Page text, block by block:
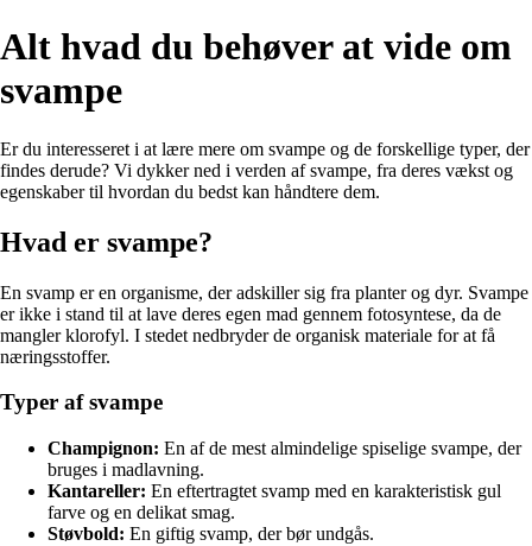
Alt hvad du behøver at vide om
svampe
Er du interesseret i at lære mere om svampe og de forskellige typer, der
findes derude? Vi dykker ned i verden af svampe, fra deres vækst og
egenskaber til hvordan du bedst kan håndtere dem.
Hvad er svampe?
En svamp er en organisme, der adskiller sig fra planter og dyr. Svampe
er ikke i stand til at lave deres egen mad gennem fotosyntese, da de
mangler klorofyl. I stedet nedbryder de organisk materiale for at få
næringsstoffer.
Typer af svampe
Champignon: En af de mest almindelige spiselige svampe, der
bruges i madlavning.
Kantareller: En eftertragtet svamp med en karakteristisk gul
farve og en delikat smag.
Støvbold: En giftig svamp, der bør undgås.